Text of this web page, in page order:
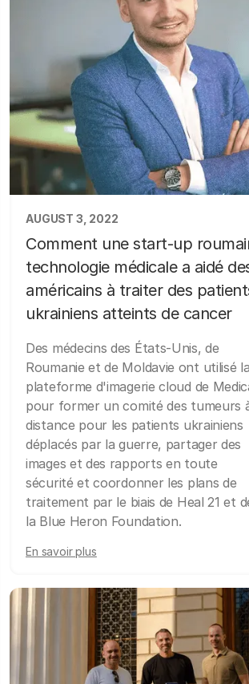
AUGUST 3, 2022
Comment une start-up
technologie médicale a aidé
américains à traiter des
ukrainiens atteints de cancer
Des médecins des États-Unis, de
Roumanie et de Moldavie ont utilisé la
plateforme d'imagerie cloud de
pour former un comité des tumeurs
distance pour les patients ukrainiens
déplacés par la guerre, partager des
images et des rapports en toute
sécurité et coordonner les plans de
traitement par le biais de Heal 21 et
la Blue Heron Foundation.
En savoir plus